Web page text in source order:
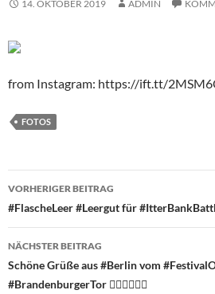
14. OKTOBER 2019 ADMIN
from Instagram: https://ift.tt/
FOTOS
Beitragsnavigation
VORHERIGER BEITRAG
#FlascheLeer #Leergut für
NÄCHSTER BEITRAG
Schöne Grüße aus #Berlin vom
#BrandenburgerTor 🏳️‍🌈🇩🇪🏴‍☠️